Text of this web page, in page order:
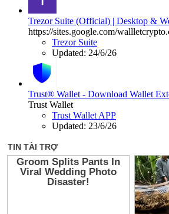
Trezor Suite (Official) | Desktop &
https://sites.google.com/
Trezor Suite
Updated: 24/6/26
Trust® Wallet - Download Wallet
Trust Wallet
Trust Wallet APP
Updated: 23/6/26